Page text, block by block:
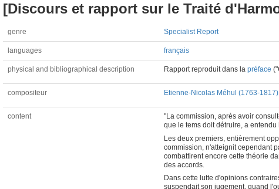
[Discours et rapport sur le Traité
genre Specialist Report
languages français
physical and bibliographical description Rapport reproduit dans la préface
compositeur Etienne-Nicolas Méhul (1763-1817)
content
"La commission, après avoir
que le tems doit détruire, a
Les deux premiers, entièrement
commission, n'atteignit cependant
combattirent encore cette théorie
des accords.
Dans cette lutte d'opinions
suspendait son jugement, quand